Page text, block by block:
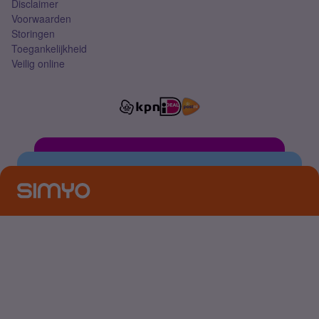
Disclaimer
Voorwaarden
Storingen
Toegankelijkheid
Veilig online